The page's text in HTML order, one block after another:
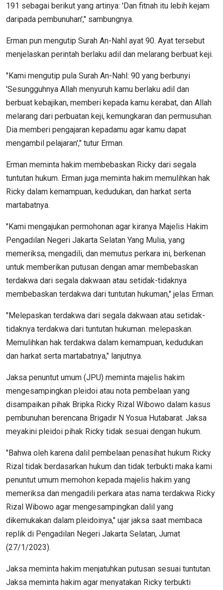
191 sebagai berikut yang artinya: 'Dan fitnah itu lebih kejam
daripada pembunuhan'," sambungnya.
Erman pun mengutip Surah An-Nahl ayat 90. Ayat tersebut
menjelaskan perintah berlaku adil dan melarang berbuat keji.
"Kami mengutip pula Surah An-Nahl: 90 yang berbunyi
'Sesungguhnya Allah menyuruh kamu berlaku adil dan
berbuat kebajikan, memberi kepada kamu kerabat, dan Allah
melarang dari perbuatan keji, kemungkaran dan permusuhan.
Dia memberi pengajaran kepadamu agar kamu dapat
mengambil pelajaran'," tutur Erman.
Erman meminta hakim membebaskan Ricky dari segala
tuntutan hukum. Erman juga meminta hakim memulihkan hak
Ricky dalam kemampuan, kedudukan, dan harkat serta
martabatnya.
"Kami mengajukan permohonan agar kiranya Majelis Hakim
Pengadilan Negeri Jakarta Selatan Yang Mulia, yang
memeriksa, mengadili, dan memutus perkara ini, berkenan
untuk memberikan putusan dengan amar membebaskan
terdakwa dari segala dakwaan atau setidak-tidaknya
membebaskan terdakwa dari tuntutan hukuman," jelas Erman.
"Melepaskan terdakwa dari segala dakwaan atau setidak-
tidaknya terdakwa dari tuntutan hukuman. melepaskan.
Memulihkan hak terdakwa dalam kemampuan, kedudukan
dan harkat serta martabatnya," lanjutnya.
Jaksa penuntut umum (JPU) meminta majelis hakim
mengesampingkan pleidoi atau nota pembelaan yang
disampaikan pihak Bripka Ricky Rizal Wibowo dalam kasus
pembunuhan berencana Brigadir N Yosua Hutabarat. Jaksa
meyakini pleidoi pihak Ricky tidak sesuai dengan hukum.
"Bahwa oleh karena dalil pembelaan penasihat hukum Ricky
Rizal tidak berdasarkan hukum dan tidak terbukti maka kami
penuntut umum memohon kepada majelis hakim yang
memeriksa dan mengadili perkara atas nama terdakwa Ricky
Rizal Wibowo agar mengesampingkan dalil yang
dikemukakan dalam pleidoinya," ujar jaksa saat membaca
replik di Pengadilan Negeri Jakarta Selatan, Jumat
(27/1/2023).
Jaksa meminta hakim menjatuhkan putusan sesuai tuntutan.
Jaksa meminta hakim agar menyatakan Ricky terbukti